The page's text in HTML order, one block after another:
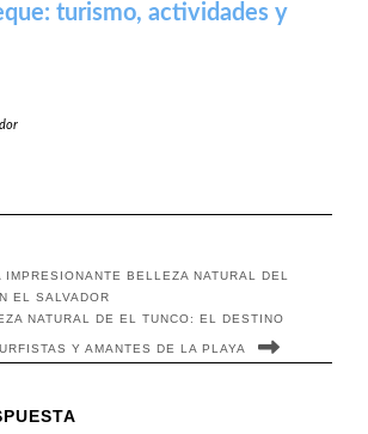
turismo, actividades y
IMPRESIONANTE BELLEZA NATURAL DEL
EL SALVADOR
NATURAL DE EL TUNCO: EL DESTINO
Y AMANTES DE LA PLAYA